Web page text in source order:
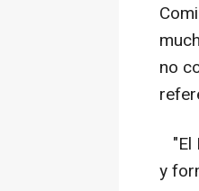
no
"El
y